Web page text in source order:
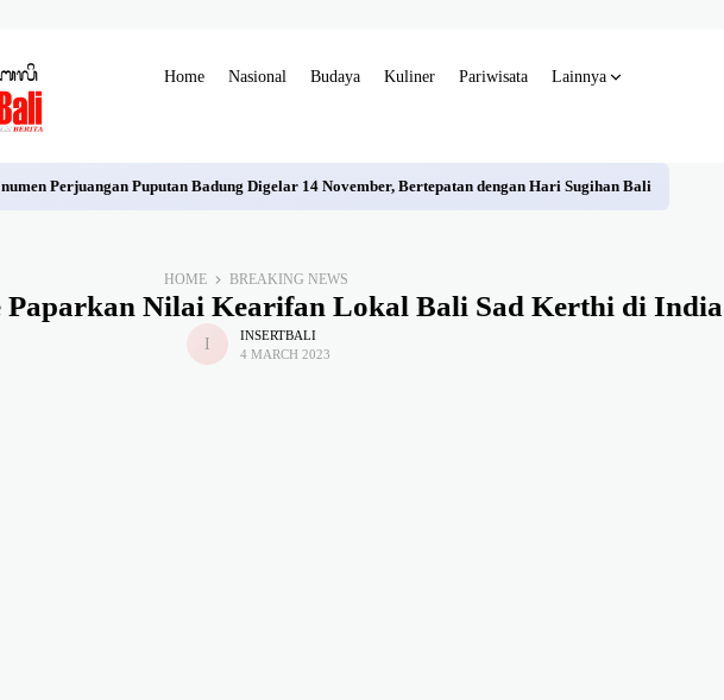
Home Nasional Budaya Kuliner Pariwisata Lainnya
Perjuangan Puputan Badung Digelar 14 November, Bertepatan dengan Hari Sugihan Bali
HOME BREAKING NEWS
Paparkan Nilai Kearifan Lokal Bali Sad Kerthi di India
INSERTBALI
4 MARCH 2023